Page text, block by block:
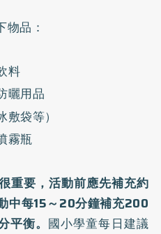
品：
料
曬用品
袋等）
霧瓶
重要，活動前應先補充約
中每15～20分鐘補充200
平衡。 國小學童每日建議